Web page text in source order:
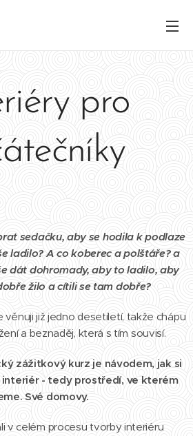
pro
sedačku, aby se hodila k podlaze
ladilo? A co koberec a polštáře? a
dát dohromady, aby to ladilo, aby
žilo a cítili se tam dobře?
věnuji již jedno desetiletí, takže chápu
a beznaděj, která s tím souvisí.
zážitkový kurz je návodem, jak si
interiér - tedy prostředí, ve kterém
Své domovy.
v celém procesu tvorby interiéru